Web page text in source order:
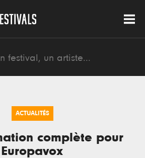
ACTUALITÉS
complète pour
Europavox